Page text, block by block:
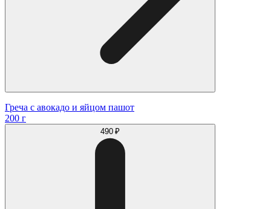
Греча с авокадо и яйцом пашот
200 г
490 ₽